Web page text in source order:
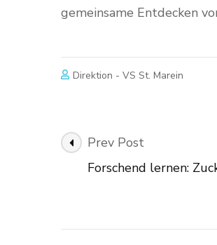
gemeinsame Entdecken
Direktion - VS St. Marein
Post
Navigation
Prev Post
Forschend lernen: